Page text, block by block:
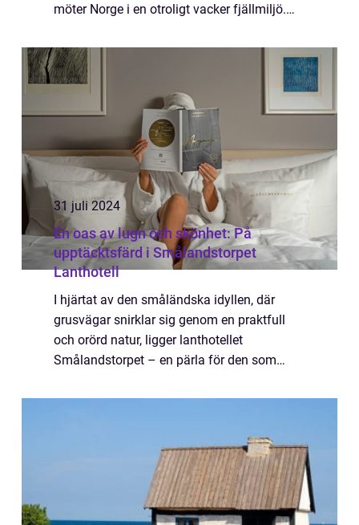
möter Norge i en otroligt vacker fjällmiljö.
31 juli 2024
En oas av lugn och skönhet: På
upptäcktsfärd i Smålandstorpet
Lanthotell
I hjärtat av den småländska idyllen, där
grusvägar snirklar sig genom en praktfull
och orörd natur, ligger lanthotellet
Smålandstorpet – en pärla för den som